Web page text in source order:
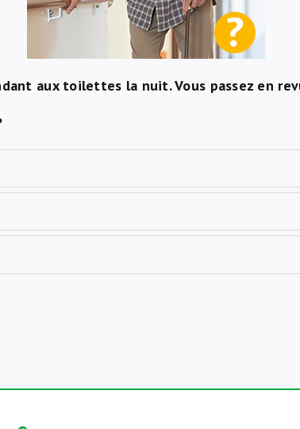
aux toilettes la nuit. Vous passez en